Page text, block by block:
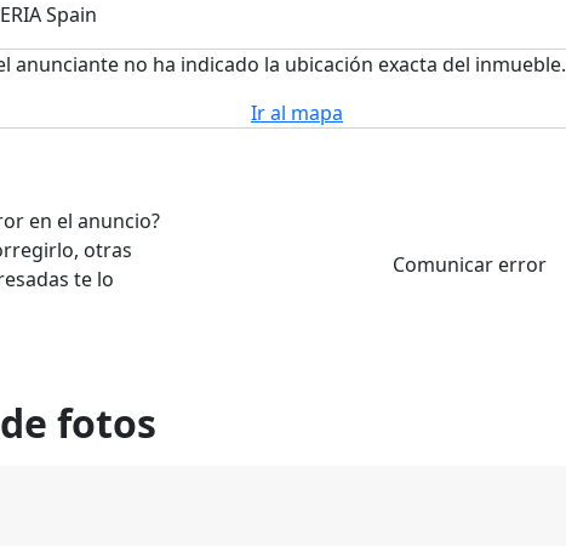
Spain
anunciante no ha indicado la ubicación exacta del inmueble.
Ir al mapa
en el anuncio?
otras
te lo
Comunicar error
fotos